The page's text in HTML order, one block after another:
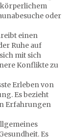
oder
einen
Ruhe auf
mit sich
Konflikte zu
Erleben von
Es bezieht
Erfahrungen
Es